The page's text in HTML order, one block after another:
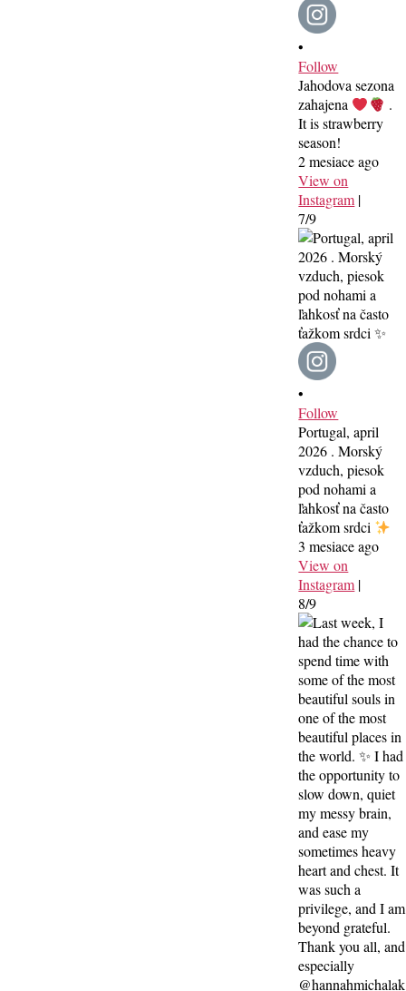
•
Follow
Jahodova sezona
zahajena
.
It is strawberry
season!
2 mesiace ago
View on
Instagram |
7/9
•
Follow
Portugal, april
2026 . Morský
vzduch, piesok
pod nohami a
ľahkosť na často
ťažkom srdci
3 mesiace ago
View on
Instagram |
8/9